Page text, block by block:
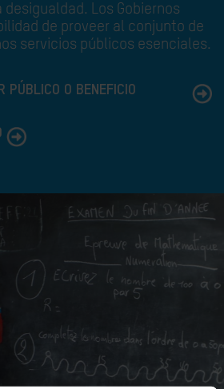
desigualdad. Los Gobiernos
de proveer al conjunto de
servicios públicos esenciales.
PÚBLICO O BENEFICIO